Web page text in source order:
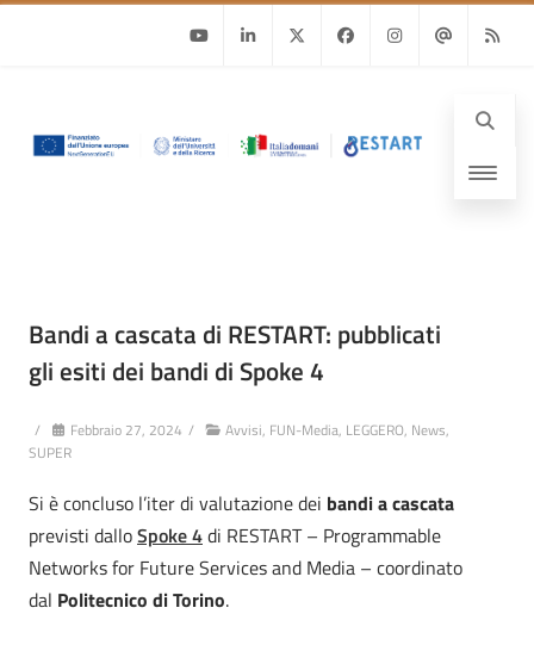
Bandi a cascata di RESTART: pubblicati
gli esiti dei bandi di Spoke 4
/ Febbraio 27, 2024 / Avvisi, FUN-Media, LEGGERO, News,
SUPER
Si è concluso l’iter di valutazione dei bandi a cascata
previsti dalloSpoke 4di RESTART – Programmable
Networks for Future Services and Media – coordinato
dal Politecnico di Torino.